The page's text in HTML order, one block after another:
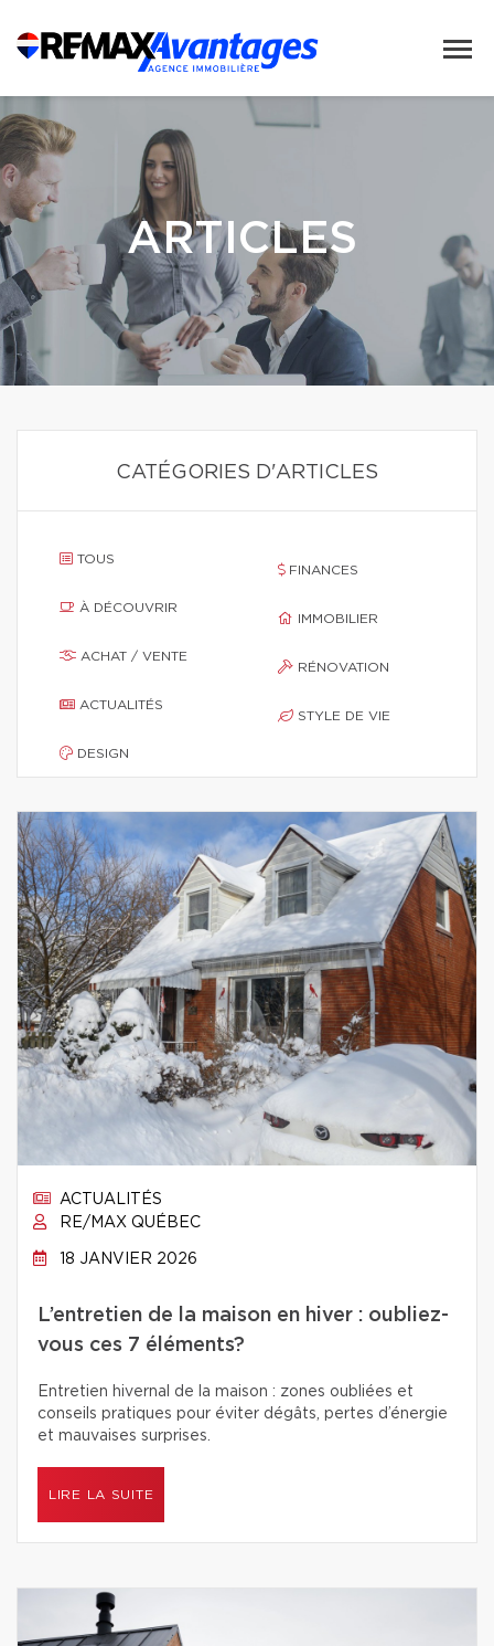
ARTICLES
CATÉGORIES D'ARTICLES
TOUS
À DÉCOUVRIR
ACHAT / VENTE
ACTUALITÉS
DESIGN
FINANCES
IMMOBILIER
RÉNOVATION
STYLE DE VIE
ACTUALITÉS
RE/MAX QUÉBEC
18 JANVIER 2026
L’entretien de la maison en hiver : oubliez-
vous ces 7 éléments?
Entretien hivernal de la maison : zones oubliées et
conseils pratiques pour éviter dégâts, pertes d’énergie
et mauvaises surprises.
LIRE LA SUITE